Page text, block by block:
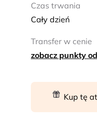
Czas trwania
Cały dzień
Transfer w cenie
zobacz punkty
Kup tę